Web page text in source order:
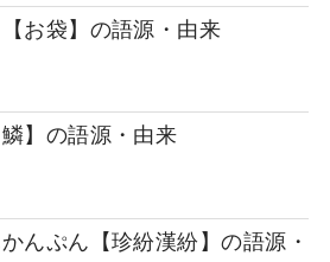
お袋】の語源・由来
】の語源・由来
んぷん【珍紛漢紛】の語源・